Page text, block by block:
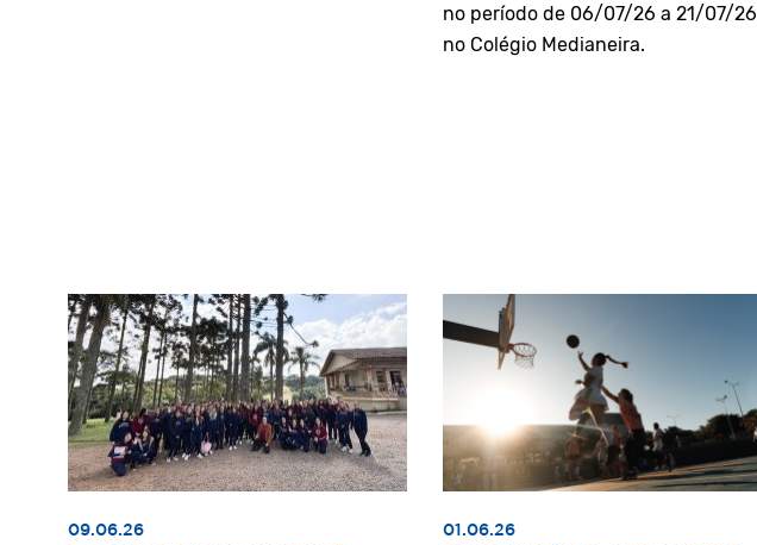
no período de 06/07/26 a 21/07/26
no Colégio Medianeira.
09.06.26 01.06.26